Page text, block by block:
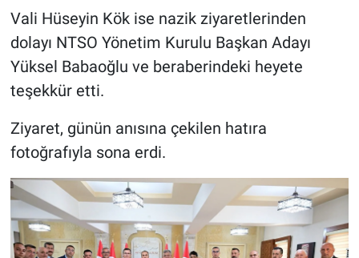
Vali Hüseyin Kök ise nazik ziyaretlerinden
dolayı NTSO Yönetim Kurulu Başkan Adayı
Yüksel Babaoğlu ve beraberindeki heyete
teşekkür etti.
Ziyaret, günün anısına çekilen hatıra
fotoğrafıyla sona erdi.
Magazin
Çevre
Haberde İnsan